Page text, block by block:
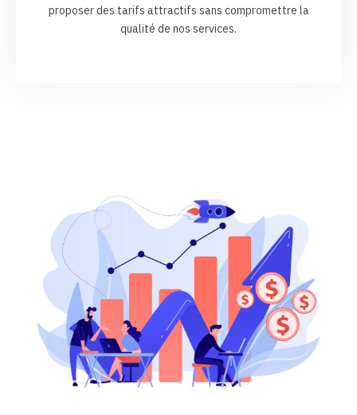
proposer des tarifs attractifs sans compromettre la
qualité de nos services.